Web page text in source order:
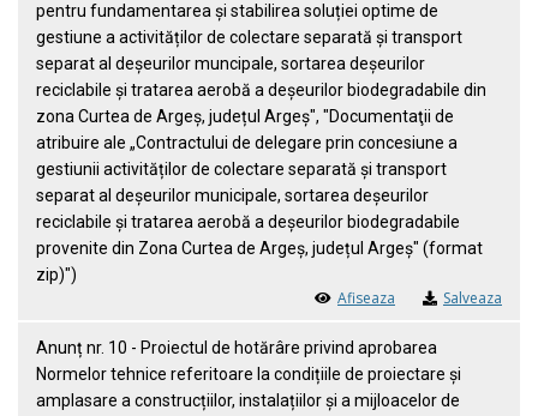
pentru fundamentarea și stabilirea soluției optime de
gestiune a activităților de colectare separată și transport
separat al deșeurilor muncipale, sortarea deșeurilor
reciclabile și tratarea aerobă a deșeurilor biodegradabile din
zona Curtea de Argeș, județul Argeș", "Documentaţii de
atribuire ale „Contractului de delegare prin concesiune a
gestiunii activităților de colectare separată și transport
separat al deșeurilor municipale, sortarea deșeurilor
reciclabile și tratarea aerobă a deșeurilor biodegradabile
provenite din Zona Curtea de Argeș, județul Argeș" (format
zip)")
Afiseaza Salveaza
Anunț nr. 10 - Proiectul de hotărâre privind aprobarea
Normelor tehnice referitoare la condițiile de proiectare și
amplasare a construcțiilor, instalațiilor și a mijloacelor de